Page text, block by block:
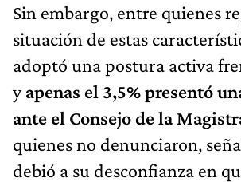
Sin embargo, entre quienes
situación de estas
adoptó una postura activa
yapenas el 3,5% presentó
ante el Consejo de la
quienes no denunciaron,
debió a su desconfianza en